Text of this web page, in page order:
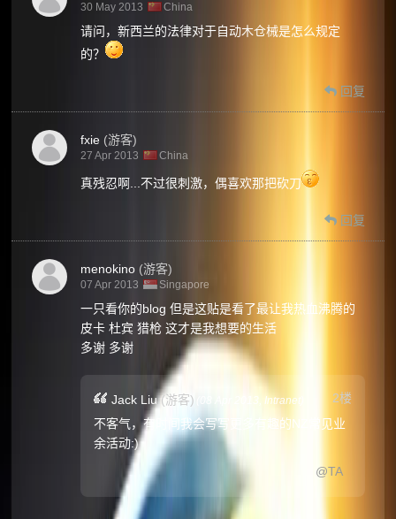
30 May 2013 China
请问，新西兰的法律对于自动木仓械是怎么规定
的？
回复
fxie (游客)
27 Apr 2013 China
真残忍啊...不过很刺激，偶喜欢那把砍刀
回复
menokino (游客)
07 Apr 2013 Singapore
一只看你的blog 但是这贴是看了最让我热血沸腾的
皮卡 杜宾 猎枪 这才是我想要的生活
多谢 多谢
2楼
Jack Liu(游客) 08 Apr 2013, Intranet
不客气，有时间我会写写更多有趣的NZ常见业
余活动:)
@TA